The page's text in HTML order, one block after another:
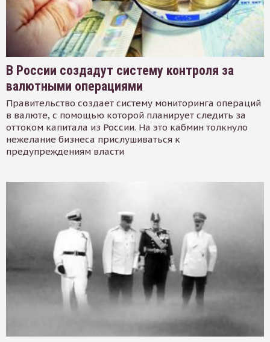
В России создадут систему контроля за
валютными операциями
Правительство создает систему мониторинга операций
в валюте, с помощью которой планирует следить за
оттоком капитала из России. На это кабмин толкнуло
нежелание бизнеса прислушиваться к
предупреждениям власти